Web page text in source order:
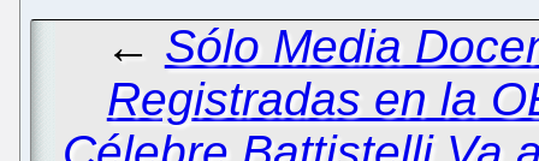
← Sólo Media
Registradas en la